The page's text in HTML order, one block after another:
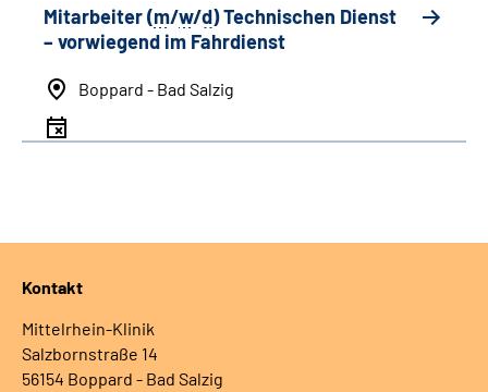
Mitarbeiter (m/w/d) Technischen Dienst
– vorwiegend im Fahrdienst
Boppard - Bad Salzig
Kontakt
Mittelrhein-Klinik
Salzbornstraße 14
56154 Boppard - Bad Salzig